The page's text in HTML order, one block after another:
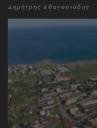
Δημήτρης Αθανασιάδης